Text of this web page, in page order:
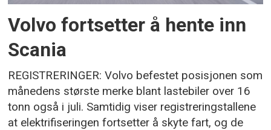
Volvo fortsetter å hente inn
Scania
REGISTRERINGER: Volvo befestet posisjonen som
månedens største merke blant lastebiler over 16
tonn også i juli. Samtidig viser registreringstallene
at elektrifiseringen fortsetter å skyte fart, og de